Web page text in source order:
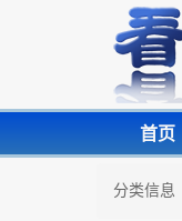
首页
分类信息